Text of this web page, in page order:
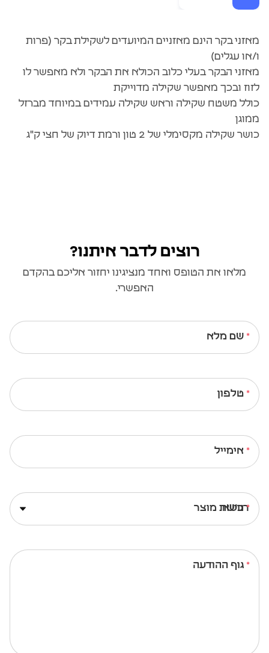
מאזני בקר הינם מאזניים המיועדים לשקילת בקר (פרות
ו/או עגלים)
מאזני הבקר בעלי כלוב הכולא את הבקר ולא מאפשר לו
לזוז ובכך מאפשר שקילה מדוייקת
כולל משטח שקילה וראש שקילה עמידים במיוחד מברזל
ממוגן
כושר שקילה מקסימלי של 2 טון ורמת דיוק של חצי ק"ג
רוצים לדבר איתנו?
מלאו את הטופס ואחד מנציגינו יחזור אליכם בהקדם
האפשרי.
שם מלא
טלפון
אימייל
נושא
גוף ההודעה